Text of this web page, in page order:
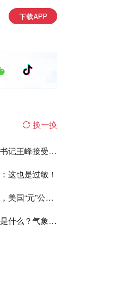
下载APP
换一换
记王峰接受纪
这也是过敏！
美国“元”公司
什么？气象专